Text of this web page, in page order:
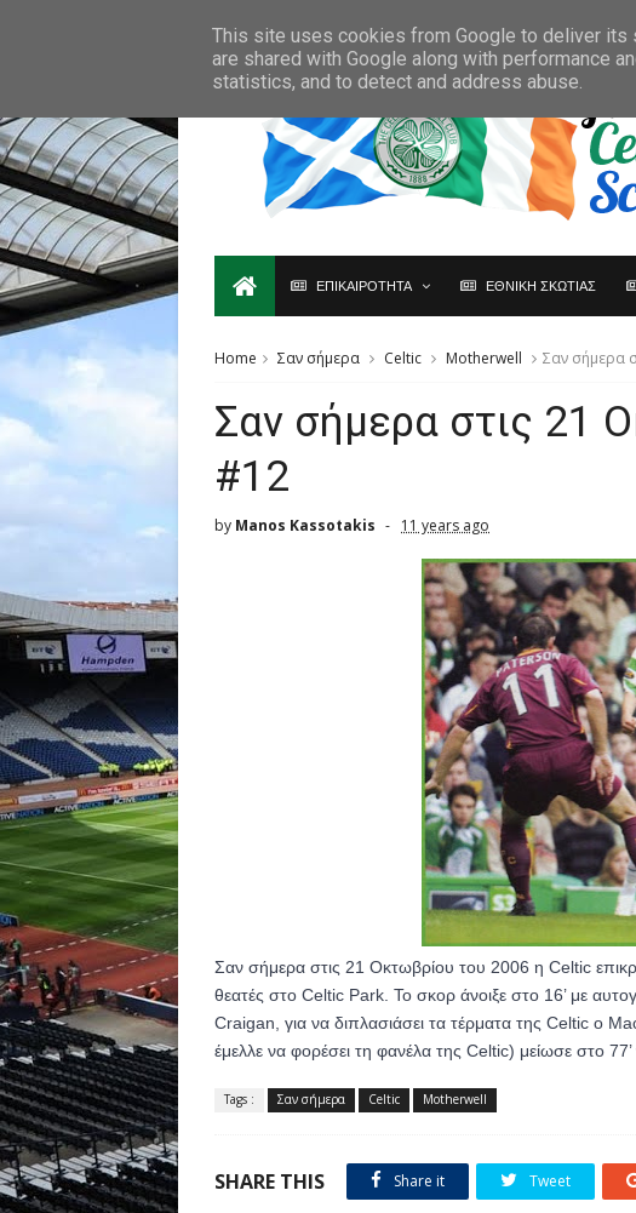
ΕΠΙΚΑΙΡΟΤΗΤΑ ΕΘΝΙΚΗ ΣΚΩΤΙΑΣ
Home Σαν σήμερα Celtic Motherwell Σαν σήμερα
Σαν σήμερα στις 21
#12
by Manos Kassotakis 11 years ago
Σαν σήμερα στις 21 Οκτωβρίου του 2006 η Celtic
θεατές στο Celtic Park. To σκορ άνοιξε στο 16’ με
Craigan, για να διπλασιάσει τα τέρματα της Celtic o
έμελλε να φορέσει τη φανέλα της Celtic) μείωσε στο 77’
Tags : Σαν σήμερα Celtic Motherwell
SHARE THIS Share it Tweet
This site uses cookies from Google to deliver its
are shared with Google along with performance
statistics, and to detect and address abuse.